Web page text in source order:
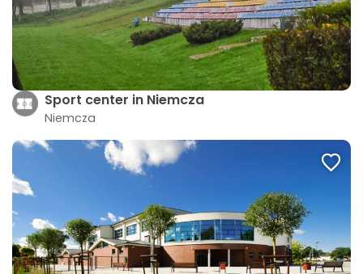
Sport center in Niemcza
Niemcza